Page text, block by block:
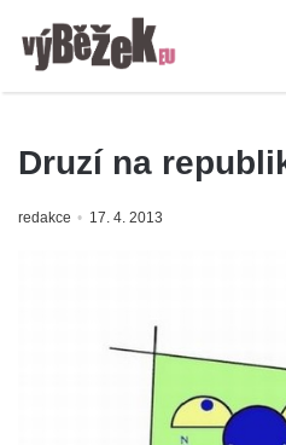
Druzí na
redakce 17. 4. 2013